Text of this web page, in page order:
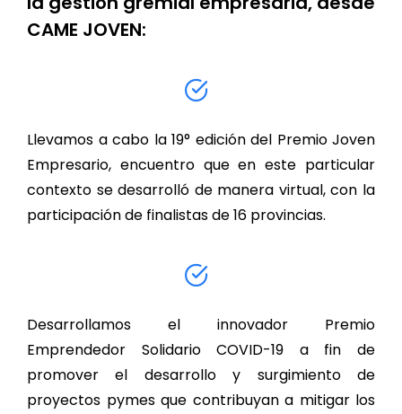
CAME JOVEN:
Llevamos a cabo la 19° edición del Premio Joven
Empresario, encuentro que en este particular
contexto se desarrolló de manera virtual, con la
participación de finalistas de 16 provincias.
Desarrollamos el innovador Premio
Emprendedor Solidario COVID-19 a fin de
promover el desarrollo y surgimiento de
proyectos pymes que contribuyan a mitigar los